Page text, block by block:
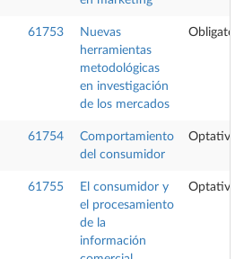
61753
Nuevas
herramientas
metodológicas
en investigación
de los mercados
61754
Comportamiento
del consumidor
Optativa
61755
El consumidor y
el procesamiento
de la
información
Optativa